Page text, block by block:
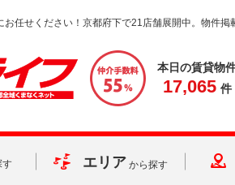
お任せください！京都府下で21店舗展開中。物件掲
本日の賃貸物
17,065 件
す エリア から探す